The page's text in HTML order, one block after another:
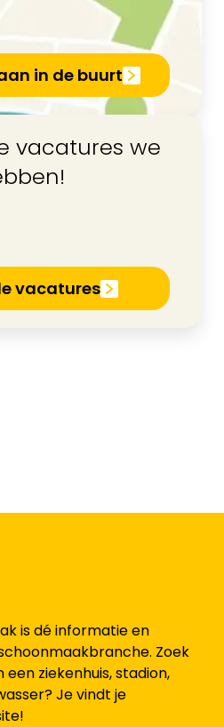
in de buurt
vacatures we
vacatures
is dé informatie en
Zoek
ziekenhuis, stadion,
Je vindt je